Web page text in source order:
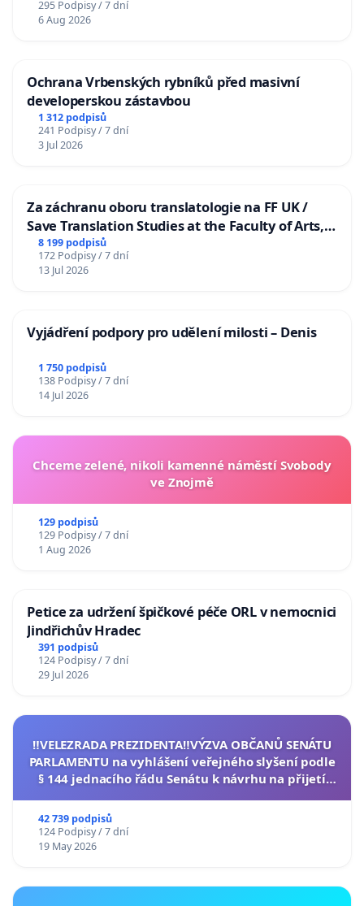
295 Podpisy / 7 dní
6 Aug 2026
Ochrana Vrbenských rybníků před masivní
developerskou zástavbou
1 312 podpisů
241 Podpisy / 7 dní
3 Jul 2026
Za záchranu oboru translatologie na FF UK /
Save Translation Studies at the Faculty of Arts,
Charles University
8 199 podpisů
172 Podpisy / 7 dní
13 Jul 2026
Vyjádření podpory pro udělení milosti – Denis
1 750 podpisů
138 Podpisy / 7 dní
14 Jul 2026
Chceme zelené, nikoli kamenné náměstí Svobody
ve Znojmě
129 podpisů
129 Podpisy / 7 dní
1 Aug 2026
Petice za udržení špičkové péče ORL v nemocnici
Jindřichův Hradec
391 podpisů
124 Podpisy / 7 dní
29 Jul 2026
‼️VELEZRADA PREZIDENTA‼️VÝZVA OBČANŮ SENÁTU
PARLAMENTU na vyhlášení veřejného slyšení podle
§ 144 jednacího řádu Senátu k návrhu na přijetí
42 739 podpisů
124 Podpisy / 7 dní
19 May 2026